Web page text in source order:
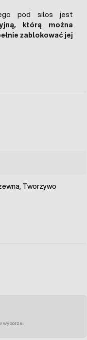
pod silos jest
którą można
zablokować jej
Tworzywo
wyborze.